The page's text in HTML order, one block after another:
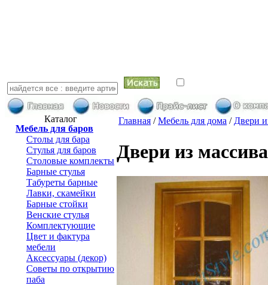
Каталог
Мебель для баров
Столы для бара
Стулья для баров
Столовые комплекты
Барные стулья
Табуреты барные
Лавки, скамейки
Барные стойки
Венские стулья
Комплектующие
Цвет и фактура
мебели
Аксессуары (декор)
Советы по открытию
паба
Главная /Мебель для дома / Двери
Двери из